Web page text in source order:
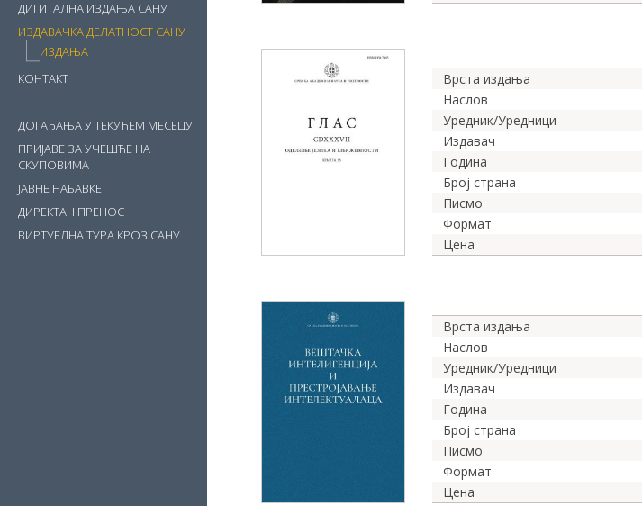
ДИГИТАЛНА ИЗДАЊА САНУ
ИЗДАВАЧКА ДЕЛАТНОСТ САНУ
ИЗДАЊА
КОНТАКТ
ДОГАЂАЊА У ТЕКУЋЕМ МЕСЕЦУ
ПРИЈАВЕ ЗА УЧЕШЋЕ НА
СКУПОВИМА
ЈАВНЕ НАБАВКЕ
ДИРЕКТАН ПРЕНОС
ВИРТУЕЛНА ТУРА КРОЗ САНУ
Врста издања
Наслов
Уредник/Уредници
Издавач
Година
Број страна
Писмо
Формат
Цена
Врста издања
Наслов
Уредник/Уредници
Издавач
Година
Број страна
Писмо
Формат
Цена